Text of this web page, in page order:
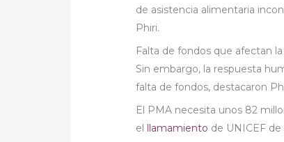
de asistencia alimentaria
Phiri.
Falta de fondos que afectan
Sin embargo, la respuesta
falta de fondos, destacaron
El PMA necesita unos 82
el llamamiento de UNICEF